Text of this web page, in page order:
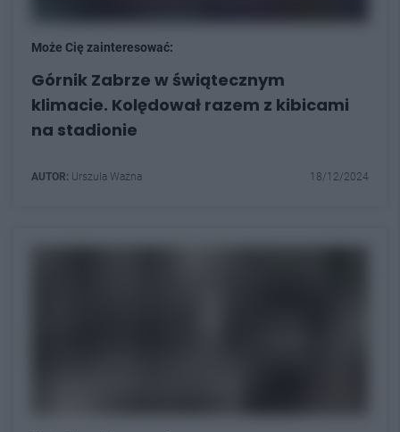
Może Cię zainteresować:
Górnik Zabrze w świątecznym
klimacie. Kolędował razem z kibicami
na stadionie
AUTOR: Urszula Ważna 18/12/2024